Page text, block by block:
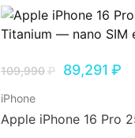
109,990₽ 89,291 ₽
iPhone
Apple iPhone 16 Pro